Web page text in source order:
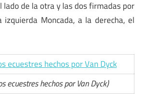
lado de la otra y las dos firmadas por
izquierda Moncada, a la derecha, el
ecuestres hechos por Van Dyck)